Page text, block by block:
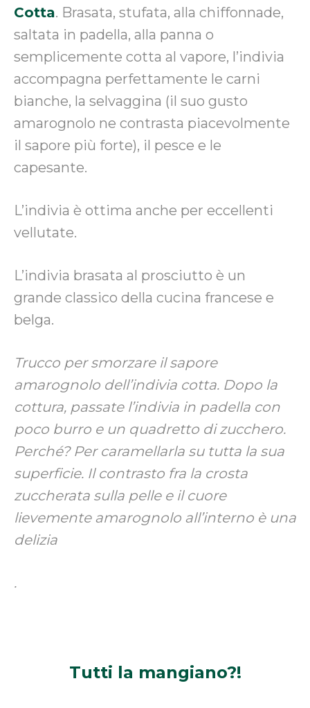
Cotta. Brasata, stufata, alla chiffonnade,
saltata in padella, alla panna o
semplicemente cotta al vapore, l’indivia
accompagna perfettamente le carni
bianche, la selvaggina (il suo gusto
amarognolo ne contrasta piacevolmente
il sapore più forte), il pesce e le
capesante.
L’indivia è ottima anche per eccellenti
vellutate.
L’indivia brasata al prosciutto è un
grande classico della cucina francese e
belga.
Trucco per smorzare il sapore
amarognolo dell’indivia cotta. Dopo la
cottura, passate l’indivia in padella con
poco burro e un quadretto di zucchero.
Perché? Per caramellarla su tutta la sua
superficie. Il contrasto fra la crosta
zuccherata sulla pelle e il cuore
lievemente amarognolo all’interno è una
delizia
.
Tutti la mangiano?!